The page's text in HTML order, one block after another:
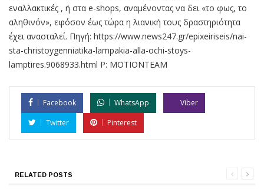
εναλλακτικές , ή στα e-shops, αναμένοντας να δει «το φως, το
αληθινόν», εφόσον έως τώρα η λιανική τους δραστηριότητα
έχει ανασταλεί. Πηγή: https://www.news247.gr/epixeiriseis/nai-
sta-christoygenniatika-lampakia-alla-ochi-stoys-
lamptires.9068933.html P: MOTIONTEAM
Facebook WhatsApp
Viber
Twitter
Pinterest
RELATED POSTS